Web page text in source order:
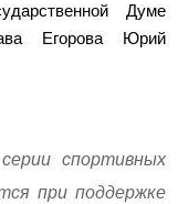
Думе
Егорова Юрий
спортивных
при поддержке